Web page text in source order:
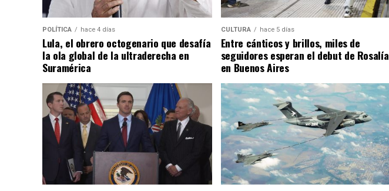
POLÍTICA hace 4 días
Lula, el obrero octogenario que desafía
la ola global de la ultraderecha en
Suramérica
CULTURA hace 5 días
Entre cánticos y brillos, miles de
seguidores esperan el debut de Rosalía
en Buenos Aires